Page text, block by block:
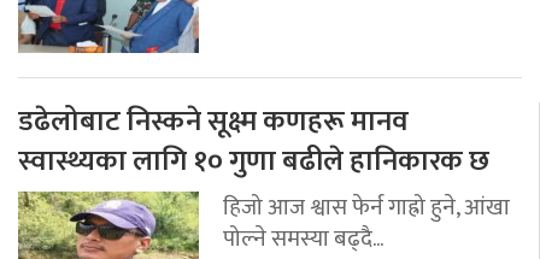
डढेलोबाट निस्कने सूक्ष्म कणहरू मानव
स्वास्थ्यका लागि १० गुणा बढीले हानिकारक छ
हिजो आज श्वास फेर्न गाह्रो हुने, आंखा
पोल्ने समस्या बढ्दै...